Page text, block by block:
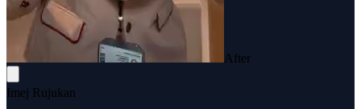
After
Imej Rujukan